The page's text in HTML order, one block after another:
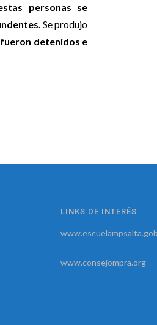
personas se
Se produjo
detenidos e
LINKS DE INTERÉS
www.consejompra.org